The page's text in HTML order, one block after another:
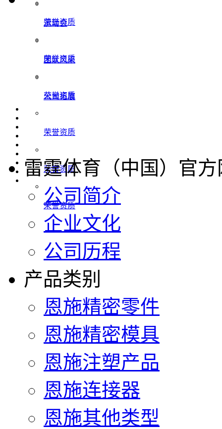
运动会
团队风采
公司拓展
荣誉资质
荣誉资质
荣誉资质
荣誉资质
荣誉资质
荣誉资质
雷霆体育（中国）官
公司简介
企业文化
公司历程
产品类别
恩施精密零件
恩施精密模具
恩施注塑产品
恩施连接器
恩施其他类型